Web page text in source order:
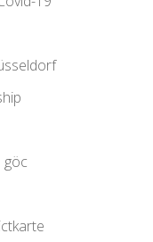
göc
ictkarte